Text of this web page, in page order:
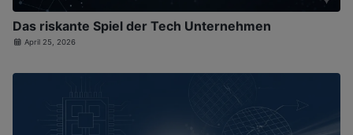
Das riskante Spiel der Tech Unternehmen
April 25, 2026